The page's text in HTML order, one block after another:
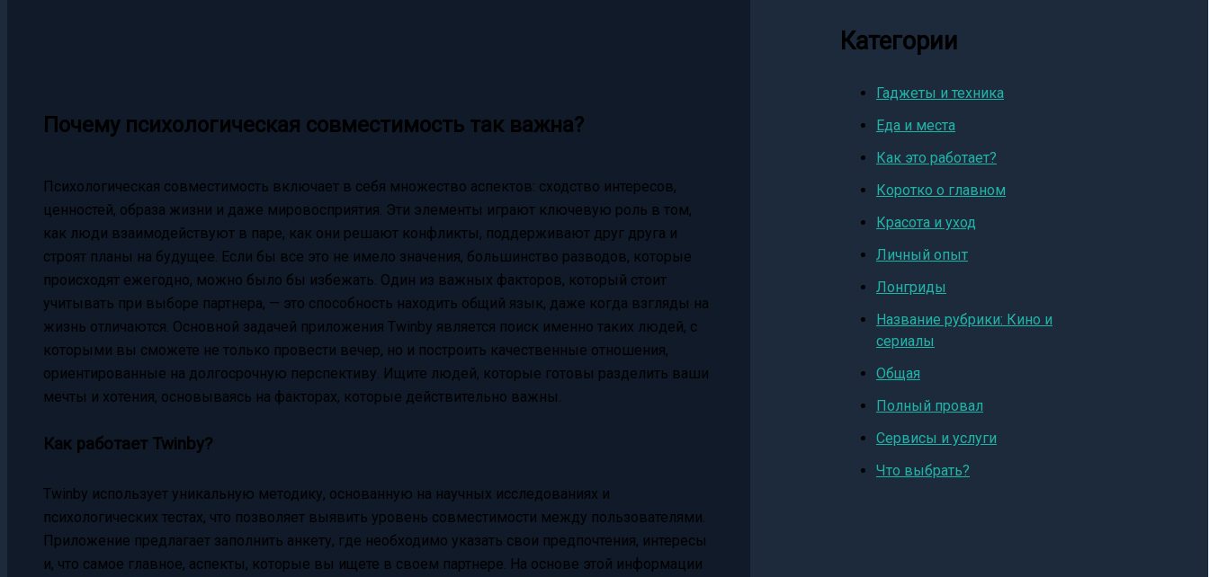
Почему психологическая совместимость так важна?
Психологическая совместимость включает в себя множество аспектов: сходство интересов,
ценностей, образа жизни и даже мировосприятия. Эти элементы играют ключевую роль в том,
как люди взаимодействуют в паре, как они решают конфликты, поддерживают друг друга и
строят планы на будущее. Если бы все это не имело значения, большинство разводов, которые
происходят ежегодно, можно было бы избежать. Один из важных факторов, который стоит
учитывать при выборе партнера, — это способность находить общий язык, даже когда взгляды на
жизнь отличаются. Основной задачей приложения Twinby является поиск именно таких людей, с
которыми вы сможете не только провести вечер, но и построить качественные отношения,
ориентированные на долгосрочную перспективу. Ищите людей, которые готовы разделить ваши
мечты и хотения, основываясь на факторах, которые действительно важны.
Как работает Twinby?
Twinby использует уникальную методику, основанную на научных исследованиях и
психологических тестах, что позволяет выявить уровень совместимости между пользователями.
Приложение предлагает заполнить анкету, где необходимо указать свои предпочтения, интересы
и, что самое главное, аспекты, которые вы ищете в своем партнере. На основе этой информации
Категории
Гаджеты и техника
Еда и места
Как это работает?
Коротко о главном
Красота и уход
Личный опыт
Лонгриды
Название рубрики: Кино и
сериалы
Общая
Полный провал
Сервисы и услуги
Что выбрать?